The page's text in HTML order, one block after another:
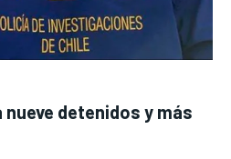
detenidos y más